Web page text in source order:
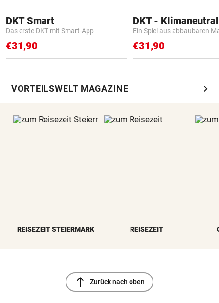
DKT Smart
Das erste DKT mit Smart-App
€31,90
Ein Spiel aus abbaubaren
€31,90
VORTEILSWELT MAGAZINE chevron_right
REISEZEIT STEIERMARK REISEZEIT
north Zurück nach oben